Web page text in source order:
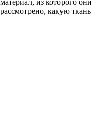
материал, из которого
рассмотрено, какую